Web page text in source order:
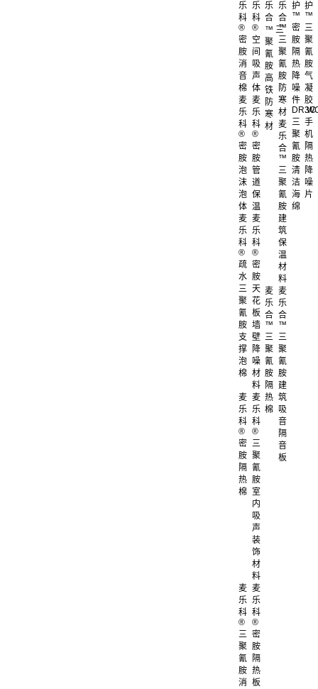
乐
科
®
密
胺
消
音
棉
乐
科
®
空
间
吸
声
体
麦
乐
科
®
密
胺
泡
沫
泡
体
麦
乐
科
®
密
胺
管
道
保
温
麦
乐
科
®
疏
水
三
聚
氰
胺
支
撑
泡
棉
麦
乐
科
®
密
胺
天
花
板
墙
壁
降
噪
材
料
麦
乐
科
®
密
胺
隔
热
棉
麦
乐
科
®
三
聚
氰
胺
室
内
吸
声
装
饰
材
料
麦
乐
科
®
三
聚
氰
胺
消
麦
乐
科
®
密
胺
隔
热
板
乐
合
™ 三
聚
氰
胺
高
铁
防
寒
材
乐
合
™
三
聚
氰
胺
防
寒
材
麦
乐
合
™
三
聚
氰
胺
建
筑
保
温
材
料
麦
乐
合
™
三
聚
氰
胺
隔
热
棉
麦
乐
合
™
三
聚
氰
胺
建
筑
吸
音
隔
音
板
护
™
密
胺
隔
热
降
噪
件
护
™
三
聚
氰
胺
气
凝
胶
三
聚
氰
胺
清
洁
海
绵
3C
手
机
隔
热
降
噪
片